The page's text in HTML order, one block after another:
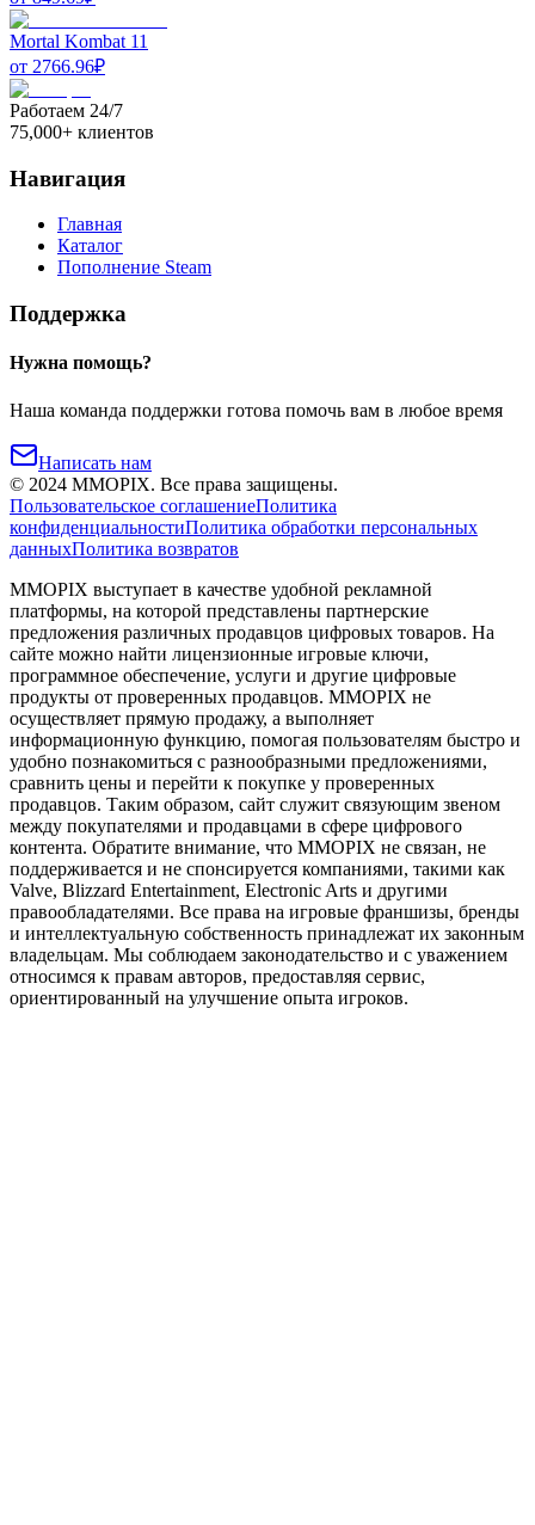
Mortal Kombat 11
от 2766.96₽
Работаем 24/7
75,000+ клиентов
Навигация
Главная
Каталог
Пополнение Steam
Поддержка
Нужна помощь?
Наша команда поддержки готова помочь вам в любое время
Написать нам
© 2024 MMOPIX. Все права защищены.
Пользовательское соглашениеПолитика
конфиденциальностиПолитика обработки персональных
данныхПолитика возвратов
MMOPIX выступает в качестве удобной рекламной
платформы, на которой представлены партнерские
предложения различных продавцов цифровых товаров. На
сайте можно найти лицензионные игровые ключи,
программное обеспечение, услуги и другие цифровые
продукты от проверенных продавцов. MMOPIX не
осуществляет прямую продажу, а выполняет
информационную функцию, помогая пользователям быстро и
удобно познакомиться с разнообразными предложениями,
сравнить цены и перейти к покупке у проверенных
продавцов. Таким образом, сайт служит связующим звеном
между покупателями и продавцами в сфере цифрового
контента. Обратите внимание, что MMOPIX не связан, не
поддерживается и не спонсируется компаниями, такими как
Valve, Blizzard Entertainment, Electronic Arts и другими
правообладателями. Все права на игровые франшизы, бренды
и интеллектуальную собственность принадлежат их законным
владельцам. Мы соблюдаем законодательство и с уважением
относимся к правам авторов, предоставляя сервис,
ориентированный на улучшение опыта игроков.